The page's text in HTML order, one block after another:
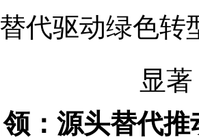
：源头替代推